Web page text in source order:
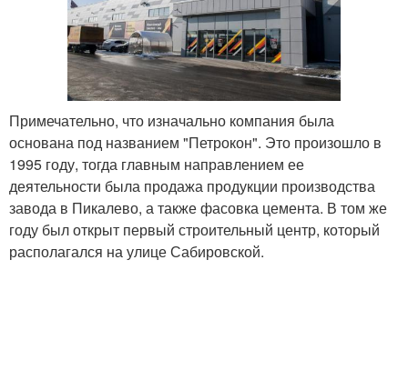
Примечательно, что изначально компания была
основана под названием "Петрокон". Это произошло в
1995 году, тогда главным направлением ее
деятельности была продажа продукции производства
завода в Пикалево, а также фасовка цемента. В том же
году был открыт первый строительный центр, который
располагался на улице Сабировской.